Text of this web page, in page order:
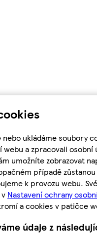
ukládáme soubory
a zpracovali osobní
umožníte zobrazovat
případě
k provozu webu. Své
Nastavení ochrany
a cookies v patičce
údaje z